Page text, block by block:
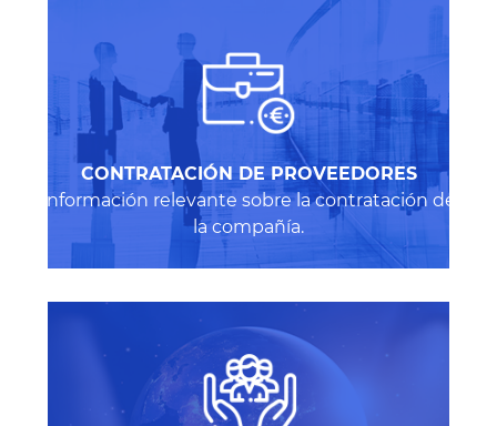
CONTRATACIÓN DE PROVEEDORES
Información relevante sobre la contratación de
la compañía.